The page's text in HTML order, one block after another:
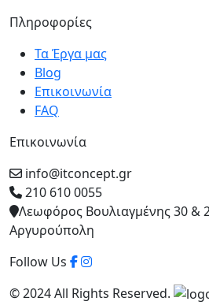
Πληροφορίες
Τα Έργα μας
Blog
Επικοινωνία
FAQ
Επικοινωνία
info@itconcept.gr
210 610 0055
Λεωφόρος Βουλιαγμένης 30 &
Αργυρούπολη
Follow Us
© 2024 All Rights Reserved.